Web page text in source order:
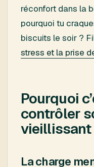
réconfort dans la
pourquoi tu
biscuits le soir ?
stress et la prise
Pourquoi
contrôler
vieillissant
La charge